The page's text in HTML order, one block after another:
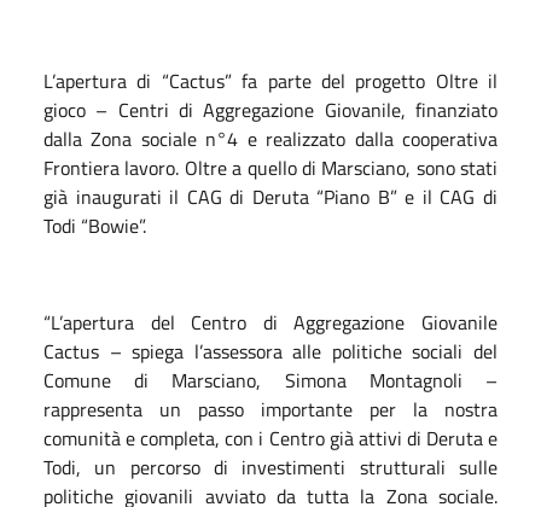
L’apertura di “Cactus” fa parte del progetto Oltre il
gioco – Centri di Aggregazione Giovanile, finanziato
dalla Zona sociale n°4 e realizzato dalla cooperativa
Frontiera lavoro. Oltre a quello di Marsciano, sono stati
già inaugurati il CAG di Deruta “Piano B” e il CAG di
Todi “Bowie”.
“L’apertura del Centro di Aggregazione Giovanile
Cactus – spiega l’assessora alle politiche sociali del
Comune di Marsciano, Simona Montagnoli –
rappresenta un passo importante per la nostra
comunità e completa, con i Centro già attivi di Deruta e
Todi, un percorso di investimenti strutturali sulle
politiche giovanili avviato da tutta la Zona sociale.